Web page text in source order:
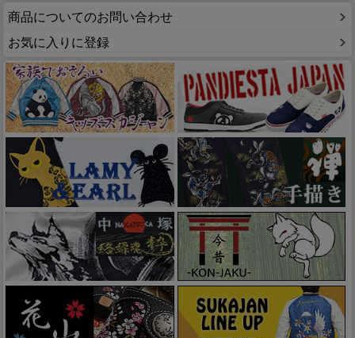
商品についてのお問い合わせ
お気に入りに登録